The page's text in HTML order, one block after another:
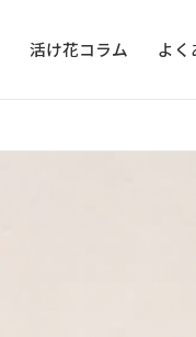
活け花コラム よく